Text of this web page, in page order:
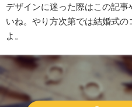
デザインに迷った際はこの記
いね。やり方次第では結婚式
よ。